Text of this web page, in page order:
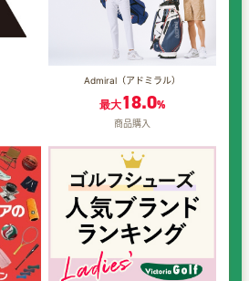
Admiral（アドミラル）
最大18.0%
商品購入